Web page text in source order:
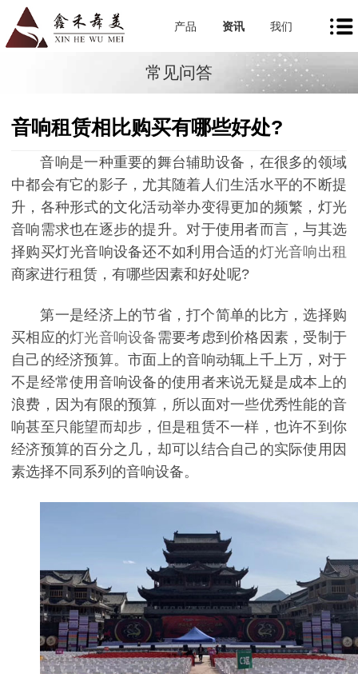
产品 资讯 我们
常见问答
音响租赁相比购买有哪些好处?
音响是一种重要的舞台辅助设备，在很多的领域
中都会有它的影子，尤其随着人们生活水平的不断提
升，各种形式的文化活动举办变得更加的频繁，灯光
音响需求也在逐步的提升。对于使用者而言，与其选
择购买灯光音响设备还不如利用合适的灯光音响出租
商家进行租赁，有哪些因素和好处呢?
第一是经济上的节省，打个简单的比方，选择购
买相应的灯光音响设备需要考虑到价格因素，受制于
自己的经济预算。市面上的音响动辄上千上万，对于
不是经常使用音响设备的使用者来说无疑是成本上的
浪费，因为有限的预算，所以面对一些优秀性能的音
响甚至只能望而却步，但是租赁不一样，也许不到你
经济预算的百分之几，却可以结合自己的实际使用因
素选择不同系列的音响设备。